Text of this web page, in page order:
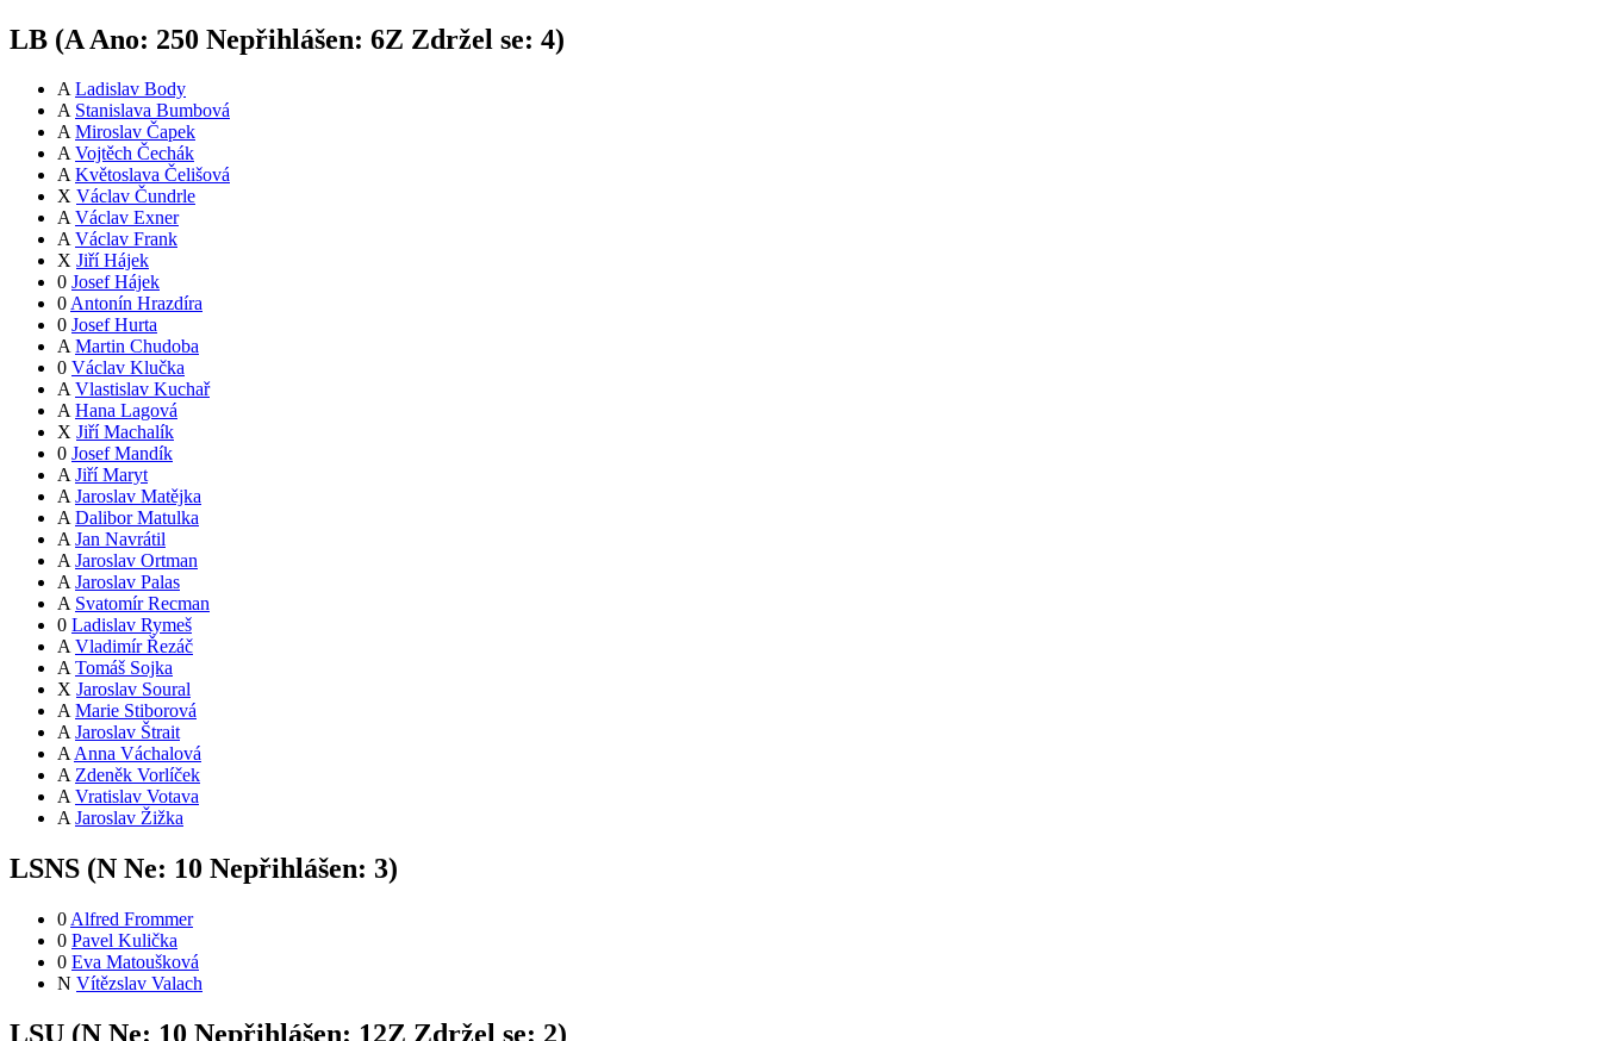
LB (A Ano: 250 Nepřihlášen: 6Z Zdržel se: 4)
A Ladislav Body
A Stanislava Bumbová
A Miroslav Čapek
A Vojtěch Čechák
A Květoslava Čelišová
X Václav Čundrle
A Václav Exner
A Václav Frank
X Jiří Hájek
0 Josef Hájek
0Antonín Hrazdíra
0 Josef Hurta
A Martin Chudoba
0 Václav Klučka
A Vlastislav Kuchař
A Hana Lagová
X Jiří Machalík
0 Josef Mandík
A Jiří Maryt
A Jaroslav Matějka
A Dalibor Matulka
A Jan Navrátil
A Jaroslav Ortman
A Jaroslav Palas
A Svatomír Recman
0 Ladislav Rymeš
A Vladimír Řezáč
A Tomáš Sojka
X Jaroslav Soural
A Marie Stiborová
A Jaroslav Štrait
AAnna Váchalová
A Zdeněk Vorlíček
A Vratislav Votava
A Jaroslav Žižka
LSNS (N Ne: 10 Nepřihlášen: 3)
0 Alfred Frommer
0 Pavel Kulička
0 Eva Matoušková
N Vítězslav Valach
LSU (N Ne: 10 Nepřihlášen: 12Z Zdržel se: 2)